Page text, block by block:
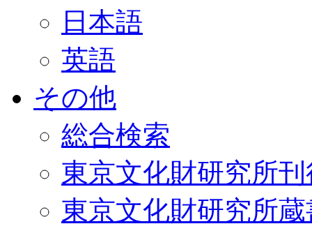
日本語
英語
その他
総合検索
東京文化財研究所
東京文化財研究所